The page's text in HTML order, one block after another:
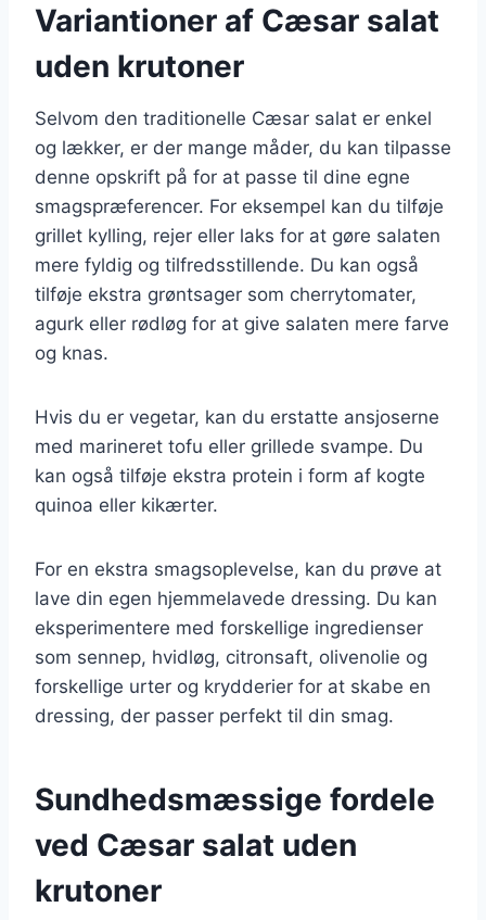
Variantioner af Cæsar salat
uden krutoner
Selvom den traditionelle Cæsar salat er enkel
og lækker, er der mange måder, du kan tilpasse
denne opskrift på for at passe til dine egne
smagspræferencer. For eksempel kan du tilføje
grillet kylling, rejer eller laks for at gøre salaten
mere fyldig og tilfredsstillende. Du kan også
tilføje ekstra grøntsager som cherrytomater,
agurk eller rødløg for at give salaten mere farve
og knas.
Hvis du er vegetar, kan du erstatte ansjoserne
med marineret tofu eller grillede svampe. Du
kan også tilføje ekstra protein i form af kogte
quinoa eller kikærter.
For en ekstra smagsoplevelse, kan du prøve at
lave din egen hjemmelavede dressing. Du kan
eksperimentere med forskellige ingredienser
som sennep, hvidløg, citronsaft, olivenolie og
forskellige urter og krydderier for at skabe en
dressing, der passer perfekt til din smag.
Sundhedsmæssige fordele
ved Cæsar salat uden
krutoner